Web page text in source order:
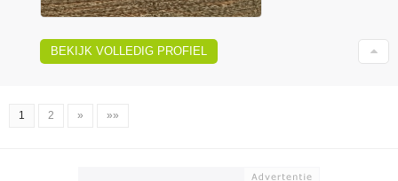
BEKIJK VOLLEDIG PROFIEL
1 2 » »»